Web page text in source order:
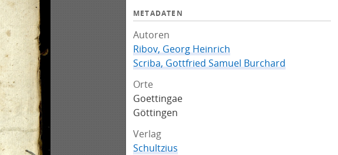
METADATEN
Autoren
Ribov, Georg Heinrich
Scriba, Gottfried Samuel Burchard
Orte
Goettingae
Göttingen
Verlag
Schultzius